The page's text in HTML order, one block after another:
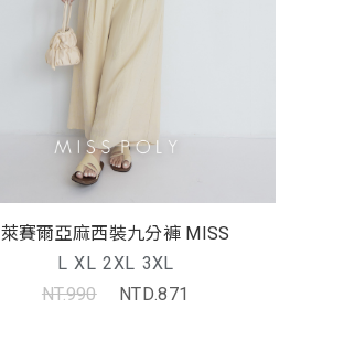
萊賽爾亞麻西裝九分褲 MISS
L XL 2XL 3XL
NT.990
NTD.871